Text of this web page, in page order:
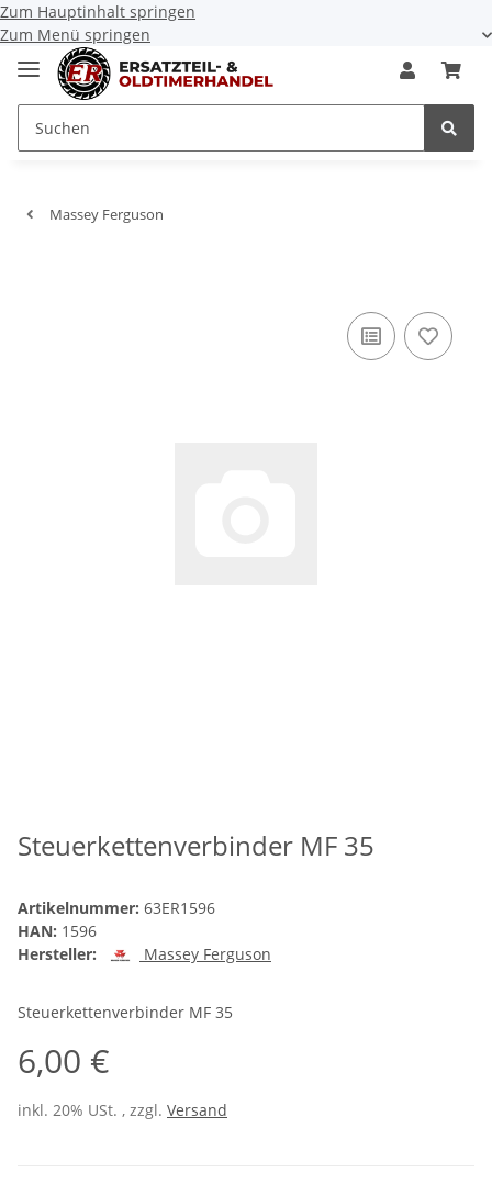
Zum Hauptinhalt springen
Zum Menü springen
Massey Ferguson
Steuerkettenverbinder MF 35
Artikelnummer: 63ER1596
HAN: 1596
Hersteller:
Massey Ferguson
Steuerkettenverbinder MF 35
6,00 €
inkl. 20% USt. , zzgl. Versand